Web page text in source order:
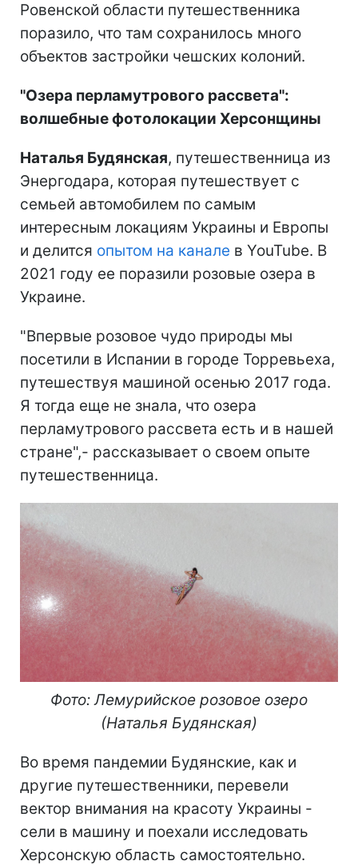
Ровенской области путешественника
поразило, что там сохранилось много
объектов застройки чешских колоний.
"Озера перламутрового рассвета":
волшебные фотолокации Херсонщины
Наталья Будянская, путешественница из
Энергодара, которая путешествует с
семьей автомобилем по самым
интересным локациям Украины и Европы
и делится опытом на канале в YouTube. В
2021 году ее поразили розовые озера в
Украине.
"Впервые розовое чудо природы мы
посетили в Испании в городе Торревьеха,
путешествуя машиной осенью 2017 года.
Я тогда еще не знала, что озера
перламутрового рассвета есть и в нашей
стране",- рассказывает о своем опыте
путешественница.
Фото: Лемурийское розовое озеро
(Наталья Будянская)
Во время пандемии Будянские, как и
другие путешественники, перевели
вектор внимания на красоту Украины -
сели в машину и поехали исследовать
Херсонскую область самостоятельно.